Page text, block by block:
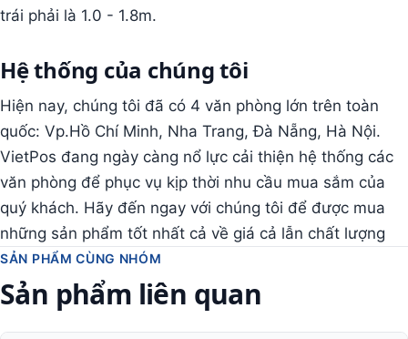
trái phải là 1.0 - 1.8m.
Hệ thống của chúng tôi
Hiện nay, chúng tôi đã có 4 văn phòng lớn trên toàn
quốc: Vp.Hồ Chí Minh, Nha Trang, Đà Nẵng, Hà Nội.
VietPos đang ngày càng nổ lực cải thiện hệ thống các
văn phòng để phục vụ kịp thời nhu cầu mua sắm của
quý khách. Hãy đến ngay với chúng tôi để được mua
những sản phẩm tốt nhất cả về giá cả lẫn chất lượng
SẢN PHẨM CÙNG NHÓM
Sản phẩm liên quan